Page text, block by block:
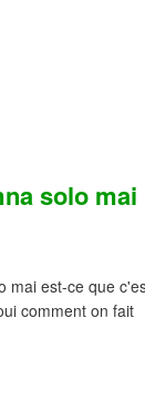
solo mai
mai est-ce que
comment on fait